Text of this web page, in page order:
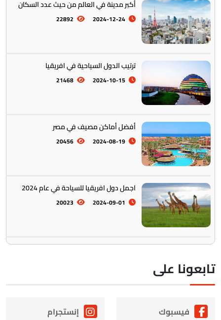
أكبر مدينة في العالم من حيث عدد السكان
2024-12-24
22892
ترتيب الدول السياحية في افريقيا
2024-10-15
21468
أفضل أماكن مصيف في مصر
2024-08-19
20456
اجمل دول افريقيا للسياحة في عام 2024
2024-09-01
20023
على
فيسبوك إنستجرام